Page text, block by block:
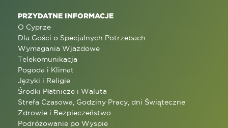
PRZYDATNE INFORMACJE
O Cyprze
Dla Gości o Specjalnych Potrzebach
Wymagania Wjazdowe
Telekomunikacja
Pogoda i Klimat
Języki i Religie
Środki Płatnicze i Waluta
Strefa Czasowa, Godziny Pracy, dni Świąteczne
Zdrowie i Bezpieczeństwo
Podróżowanie po Wyspie